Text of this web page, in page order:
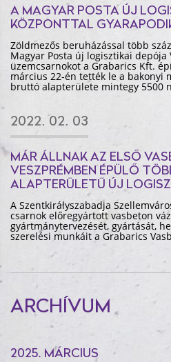
A MAGYAR POSTA ÚJ
KÖZPONTTAL
Zöldmezős beruházással több
Magyar Posta új logisztikai depója
üzemcsarnokot a Grabarics Kft.
március 22-én tették le a bakonyi
bruttó alapterülete mintegy 5500
2022. 02. 03
MÁR ÁLLNAK AZ ELSŐ
VESZPRÉMBEN ÉPÜLŐ
ALAPTERÜLETŰ ÚJ
A Szentkirályszabadja
csarnok előregyártott vasbeton
gyártmánytervezését, gyártását,
szerelési munkáit a Grabarics
ARCHÍVUM
2025. MÁRCIUS